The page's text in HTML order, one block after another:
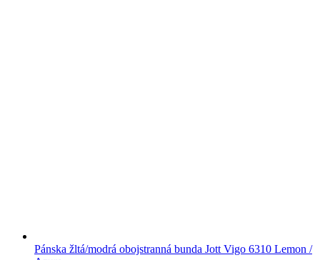
Pánska žltá/modrá obojstranná bunda Jott Vigo 6310 Lemon /